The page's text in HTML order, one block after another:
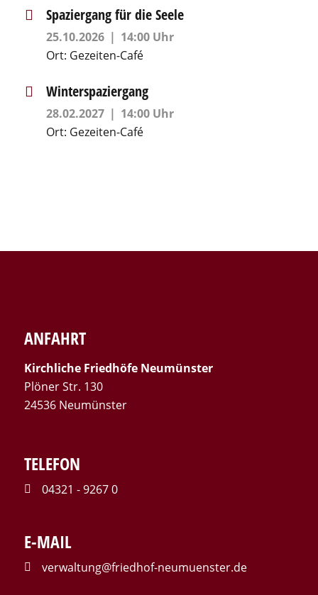
Spaziergang für die Seele
25.10.2026
14:00 Uhr
Ort: Gezeiten-Café
Winterspaziergang
28.02.2027
14:00 Uhr
Ort: Gezeiten-Café
ANFAHRT
Kirchliche Friedhöfe Neumünster
Plöner Str. 130
24536 Neumünster
TELEFON
04321 - 9267 0
E-MAIL
verwaltung@friedhof-neumuenster.de